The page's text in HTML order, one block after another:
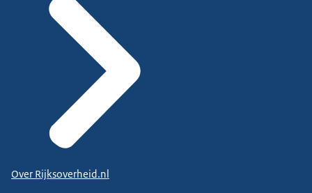
Over Rijksoverheid.nl